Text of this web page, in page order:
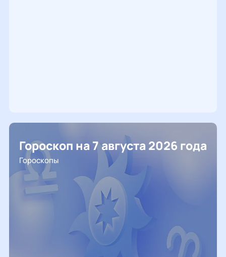
Гороскоп на 7 августа 2026 года
Гороскопы